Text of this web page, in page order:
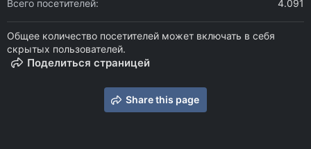
Всего посетителей
4.091
Общее количество посетителей может включать в себя
скрытых пользователей.
Поделиться страницей
Share this page